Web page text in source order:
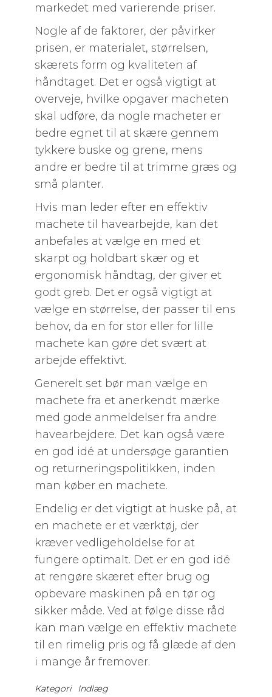
markedet med varierende priser.
Nogle af de faktorer, der påvirker
prisen, er materialet, størrelsen,
skærets form og kvaliteten af
håndtaget. Det er også vigtigt at
overveje, hvilke opgaver macheten
skal udføre, da nogle macheter er
bedre egnet til at skære gennem
tykkere buske og grene, mens
andre er bedre til at trimme græs og
små planter.
Hvis man leder efter en effektiv
machete til havearbejde, kan det
anbefales at vælge en med et
skarpt og holdbart skær og et
ergonomisk håndtag, der giver et
godt greb. Det er også vigtigt at
vælge en størrelse, der passer til ens
behov, da en for stor eller for lille
machete kan gøre det svært at
arbejde effektivt.
Generelt set bør man vælge en
machete fra et anerkendt mærke
med gode anmeldelser fra andre
havearbejdere. Det kan også være
en god idé at undersøge garantien
og returneringspolitikken, inden
man køber en machete.
Endelig er det vigtigt at huske på, at
en machete er et værktøj, der
kræver vedligeholdelse for at
fungere optimalt. Det er en god idé
at rengøre skæret efter brug og
opbevare maskinen på en tør og
sikker måde. Ved at følge disse råd
kan man vælge en effektiv machete
til en rimelig pris og få glæde af den
i mange år fremover.
Kategori Indlæg